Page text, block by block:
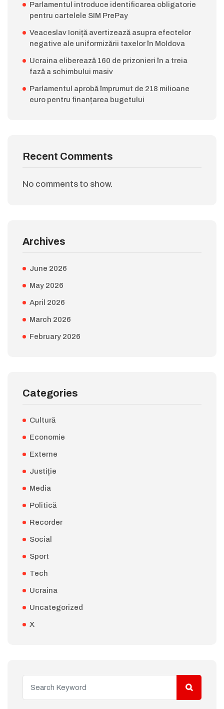
Parlamentul introduce identificarea obligatorie
pentru cartelele SIM PrePay
Veaceslav Ioniță avertizează asupra efectelor
negative ale uniformizării taxelor în Moldova
Ucraina eliberează 160 de prizonieri în a treia
fază a schimbului masiv
Parlamentul aprobă împrumut de 218 milioane
euro pentru finanțarea bugetului
Recent Comments
No comments to show.
Archives
June 2026
May 2026
April 2026
March 2026
February 2026
Categories
Cultură
Economie
Externe
Justiție
Media
Politică
Recorder
Social
Sport
Tech
Ucraina
Uncategorized
X